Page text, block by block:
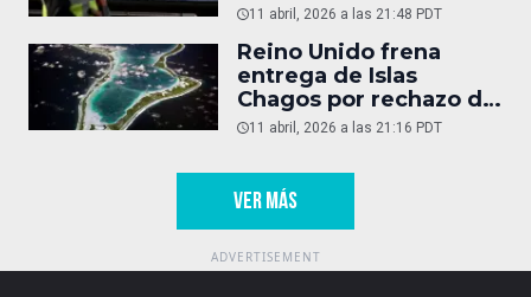
11 abril, 2026 a las 21:48 PDT
Reino Unido frena
entrega de Islas
Chagos por rechazo de
Trump
11 abril, 2026 a las 21:16 PDT
VER MÁS